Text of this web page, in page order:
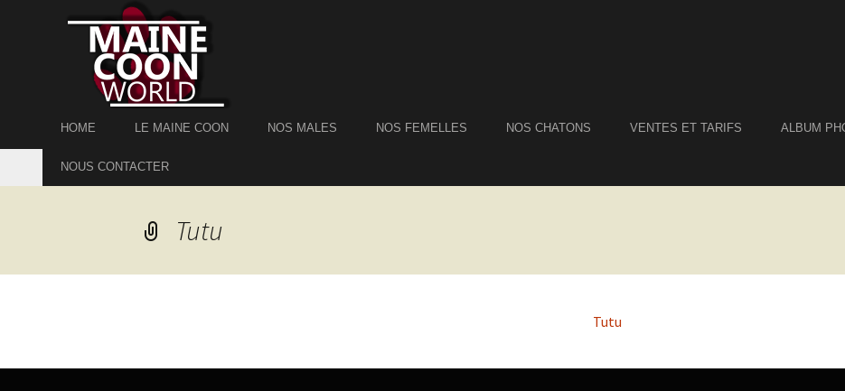
Skip
content
HOME LE MAINE COON NOS MALES NOS FEMELLES NOS CHATONS VENTES ET TARIFS ALBUM
NOUS CONTACTER
Tutu
Tutu